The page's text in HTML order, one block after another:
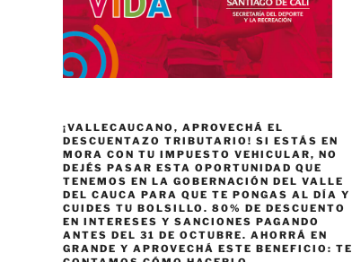
¡VALLECAUCANO, APROVECHÁ EL
DESCUENTAZO TRIBUTARIO! SI ESTÁS EN
MORA CON TU IMPUESTO VEHICULAR, NO
DEJÉS PASAR ESTA OPORTUNIDAD QUE
TENEMOS EN LA GOBERNACIÓN DEL VALLE
DEL CAUCA PARA QUE TE PONGAS AL DÍA Y
CUIDES TU BOLSILLO. 80% DE DESCUENTO
EN INTERESES Y SANCIONES PAGANDO
ANTES DEL 31 DE OCTUBRE. AHORRÁ EN
GRANDE Y APROVECHÁ ESTE BENEFICIO: TE